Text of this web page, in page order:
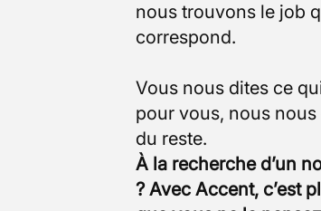
nous trouvons le job
correspond.
Vous nous dites ce
pour vous, nous
À la recherche d’un
? Avec Accent, c’est